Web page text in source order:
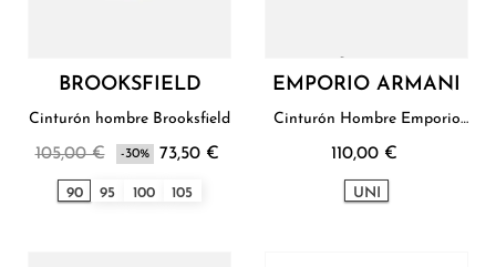
BROOKSFIELD
Cinturón hombre Brooksfield
105,00 € -30% 73,50 €
90 95 100 105
EMPORIO ARMANI
Cinturón Hombre Emporio
110,00 €
UNI